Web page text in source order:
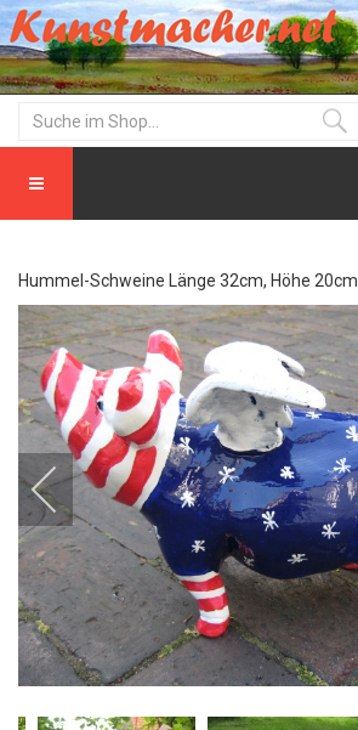
Hummel-Schweine Länge 32cm, Höhe 20cm.